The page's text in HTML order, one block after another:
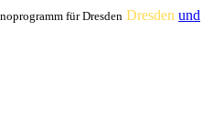
für Dresden Dresden und